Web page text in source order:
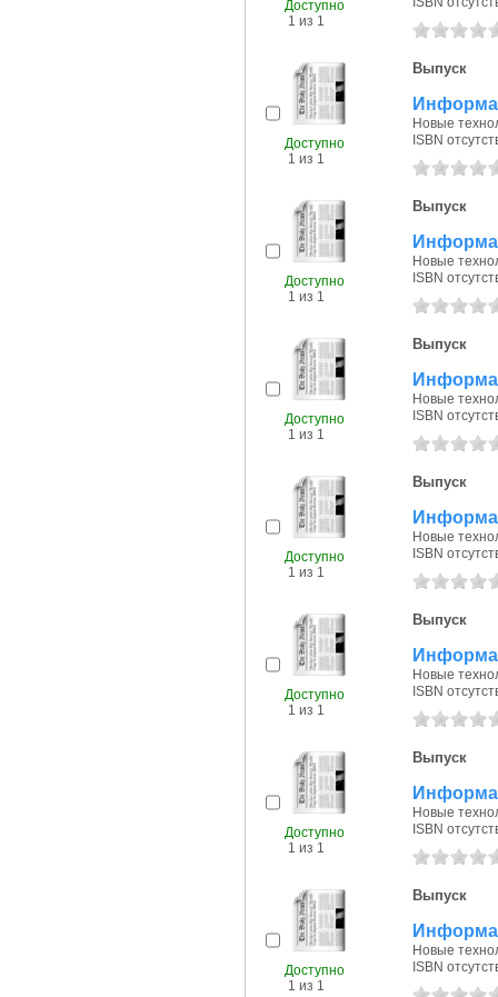
Доступно
1 из 1
Доступно
1 из 1
Выпуск
Новые
ISBN
Доступно
1 из 1
Выпуск
Новые
ISBN
Доступно
1 из 1
Выпуск
Новые
ISBN
Доступно
1 из 1
Выпуск
Новые
ISBN
Доступно
1 из 1
Выпуск
Новые
ISBN
Доступно
1 из 1
Выпуск
Новые
ISBN
Доступно
1 из 1
Выпуск
Новые
ISBN